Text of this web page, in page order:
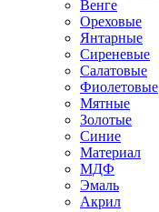
Венге
Ореховые
Янтарные
Сиреневые
Салатовые
Фиолетовые
Мятные
Золотые
Синие
Материал
МДФ
Эмаль
Акрил